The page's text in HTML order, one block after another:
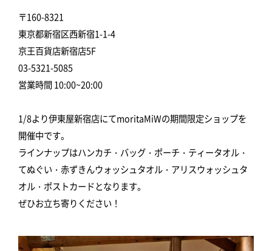
〒160-8321
東京都新宿区西新宿1-1-4
京王百貨店新宿店5F
03-5321-5085
営業時間 10:00~20:00
1/8より伊東屋新宿店にてmoritaMiWの期間限定ショップを
開催中です。
ラインナップはハンカチ・バッグ・ポーチ・ティータオル・
てぬぐい・赤ずきんウォッシュタオル・アリスウォッシュタ
オル・ポストカードとなります。
ぜひお立ち寄りください！